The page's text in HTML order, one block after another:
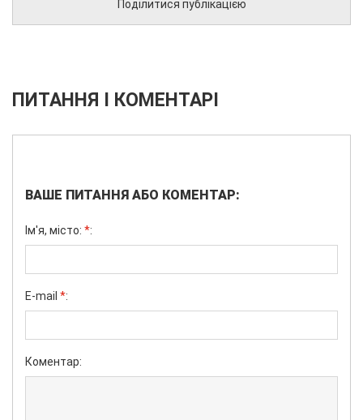
Поділитися публікацією
ПИТАННЯ І КОМЕНТАРІ
ВАШЕ ПИТАННЯ АБО КОМЕНТАР:
Ім'я, місто: *:
E-mail *:
Коментар: